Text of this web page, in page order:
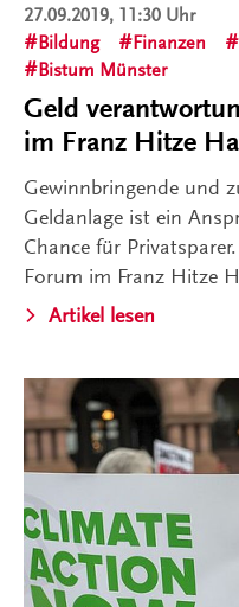
27.09.2019, 11:30 Uhr
Bildung
Finanzen
Bistum Münster
Geld
im Franz Hitze
Gewinnbringende und
Geldanlage ist ein
Chance für
Forum im Franz Hitze
Artikel lesen